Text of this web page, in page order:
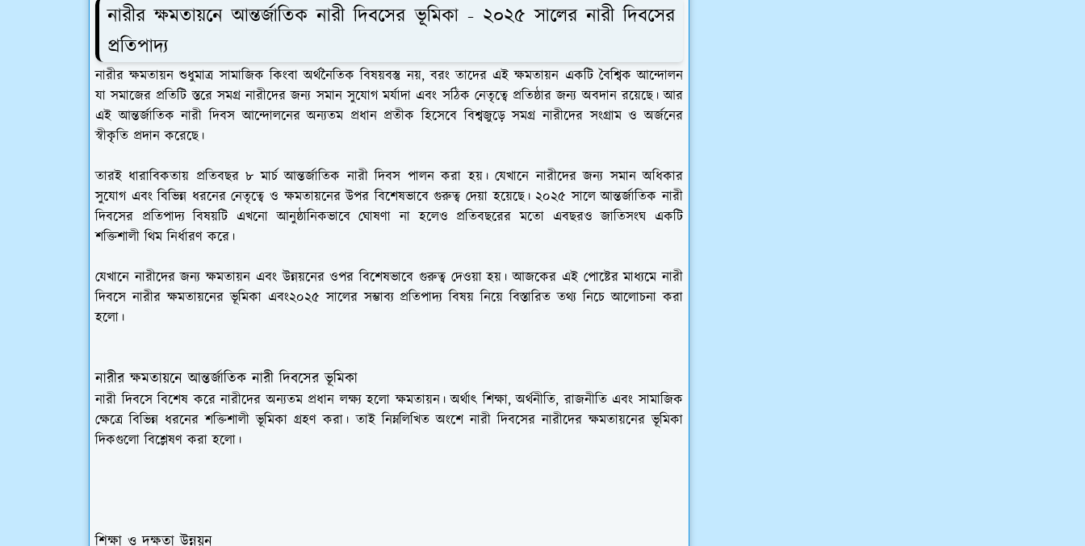
নারীর ক্ষমতায়নে আন্তর্জাতিক নারী দিবসের ভূমিকা - ২০২৫ সালের নারী দিবসের
প্রতিপাদ্য
নারীর ক্ষমতায়ন শুধুমাত্র সামাজিক কিংবা অর্থনৈতিক বিষয়বস্তু নয়, বরং তাদের এই ক্ষমতায়ন একটি বৈশ্বিক আন্দোলন
যা সমাজের প্রতিটি স্তরে সমগ্র নারীদের জন্য সমান সুযোগ মর্যাদা এবং সঠিক নেতৃত্বে প্রতিষ্ঠার জন্য অবদান রয়েছে। আর
এই আন্তর্জাতিক নারী দিবস আন্দোলনের অন্যতম প্রধান প্রতীক হিসেবে বিশ্বজুড়ে সমগ্র নারীদের সংগ্রাম ও অর্জনের
স্বীকৃতি প্রদান করেছে।
তারই ধারাবিকতায় প্রতিবছর ৮ মার্চ আন্তর্জাতিক নারী দিবস পালন করা হয়। যেখানে নারীদের জন্য সমান অধিকার
সুযোগ এবং বিভিন্ন ধরনের নেতৃত্বে ও ক্ষমতায়নের উপর বিশেষভাবে গুরুত্ব দেয়া হয়েছে। ২০২৫ সালে আন্তর্জাতিক নারী
দিবসের প্রতিপাদ্য বিষয়টি এখনো আনুষ্ঠানিকভাবে ঘোষণা না হলেও প্রতিবছরের মতো এবছরও জাতিসংঘ একটি
শক্তিশালী থিম নির্ধারণ করে।
যেখানে নারীদের জন্য ক্ষমতায়ন এবং উন্নয়নের ওপর বিশেষভাবে গুরুত্ব দেওয়া হয়। আজকের এই পোষ্টের মাধ্যমে নারী
দিবসে নারীর ক্ষমতায়নের ভূমিকা এবং২০২৫ সালের সম্ভাব্য প্রতিপাদ্য বিষয় নিয়ে বিস্তারিত তথ্য নিচে আলোচনা করা
হলো।
নারীর ক্ষমতায়নে আন্তর্জাতিক নারী দিবসের ভূমিকা
নারী দিবসে বিশেষ করে নারীদের অন্যতম প্রধান লক্ষ্য হলো ক্ষমতায়ন। অর্থাৎ শিক্ষা, অর্থনীতি, রাজনীতি এবং সামাজিক
ক্ষেত্রে বিভিন্ন ধরনের শক্তিশালী ভূমিকা গ্রহণ করা। তাই নিম্নলিখিত অংশে নারী দিবসের নারীদের ক্ষমতায়নের ভূমিকা
দিকগুলো বিশ্লেষণ করা হলো।